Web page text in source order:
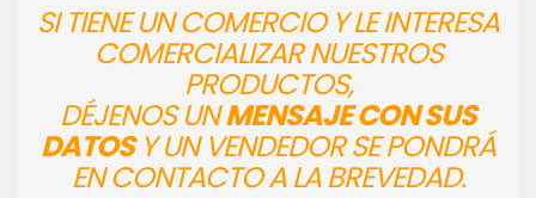
SI TIENE UN COMERCIO Y LE INTERESA
COMERCIALIZAR NUESTROS
PRODUCTOS,
DÉJENOS UNMENSAJE CON SUS
DATOSY UN VENDEDOR SE PONDRÁ
EN CONTACTO A LA BREVEDAD.